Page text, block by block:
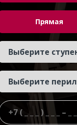
Прямая